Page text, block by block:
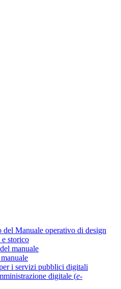
del Manuale operativo di design
e storico
manuale
i servizi pubblici digitali
digitale (e-